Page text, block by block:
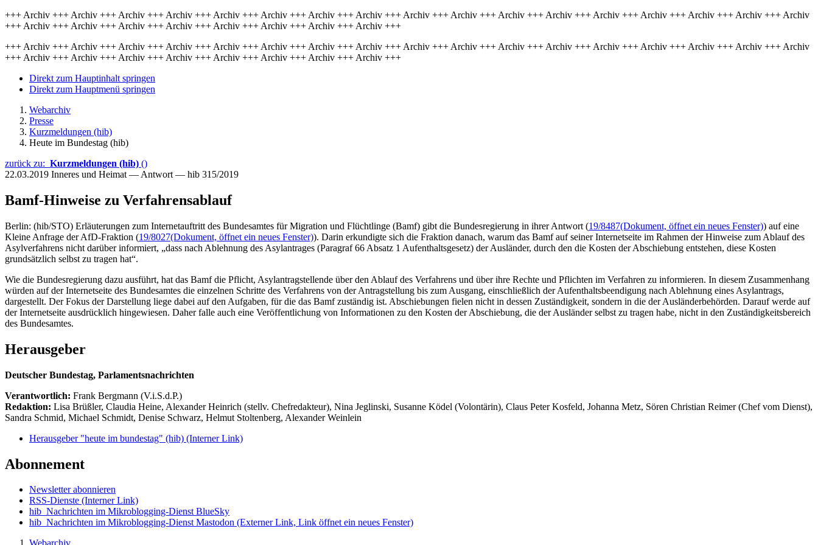
+++ Archiv +++ Archiv +++ Archiv +++ Archiv +++ Archiv +++ Archiv +++ Archiv +++ Archiv +++ Archiv +++ Archiv +++ Archiv +++ Archiv +++ Archiv +++ Archiv +++ Archiv +++ Archiv +++ Archiv
+++ Archiv +++ Archiv +++ Archiv +++ Archiv +++ Archiv +++ Archiv +++ Archiv +++ Archiv +++
+++ Archiv +++ Archiv +++ Archiv +++ Archiv +++ Archiv +++ Archiv +++ Archiv +++ Archiv +++ Archiv +++ Archiv +++ Archiv +++ Archiv +++ Archiv +++ Archiv +++ Archiv +++ Archiv +++ Archiv
+++ Archiv +++ Archiv +++ Archiv +++ Archiv +++ Archiv +++ Archiv +++ Archiv +++ Archiv +++
Direkt zum Hauptinhalt springen
Direkt zum Hauptmenü springen
Webarchiv
Presse
Kurzmeldungen (hib)
Heute im Bundestag (hib)
zurück zu: Kurzmeldungen (hib) ()
22.03.2019 Inneres und Heimat — Antwort — hib 315/2019
Bamf-Hinweise zu Verfahrensablauf
Berlin: (hib/STO) Erläuterungen zum Internetauftritt des Bundesamtes für Migration und Flüchtlinge (Bamf) gibt die Bundesregierung in ihrer Antwort (19/8487(Dokument, öffnet ein neues Fenster)) auf eine
Kleine Anfrage der AfD-Fraktion (19/8027(Dokument, öffnet ein neues Fenster)). Darin erkundigte sich die Fraktion danach, warum das Bamf auf seiner Internetseite im Rahmen der Hinweise zum Ablauf des
Asylverfahrens nicht darüber informiert, „dass nach Ablehnung des Asylantrages (Paragraf 66 Absatz 1 Aufenthaltsgesetz) der Ausländer, durch den die Kosten der Abschiebung entstehen, diese Kosten
grundsätzlich selbst zu tragen hat“.
Wie die Bundesregierung dazu ausführt, hat das Bamf die Pflicht, Asylantragstellende über den Ablauf des Verfahrens und über ihre Rechte und Pflichten im Verfahren zu informieren. In diesem Zusammenhang
würden auf der Internetseite des Bundesamtes die einzelnen Schritte des Verfahrens von der Antragstellung bis zum Ausgang, einschließlich der Aufenthaltsbeendigung nach Ablehnung eines Asylantrags,
dargestellt. Der Fokus der Darstellung liege dabei auf den Aufgaben, für die das Bamf zuständig ist. Abschiebungen fielen nicht in dessen Zuständigkeit, sondern in die der Ausländerbehörden. Darauf werde auf
der Internetseite ausdrücklich hingewiesen. Daher falle auch eine Veröffentlichung von Informationen zu den Kosten der Abschiebung, die der Ausländer selbst zu tragen habe, nicht in den Zuständigkeitsbereich
des Bundesamtes.
Herausgeber
Deutscher Bundestag, Parlamentsnachrichten
Verantwortlich: Frank Bergmann (V.i.S.d.P.)
Redaktion: Lisa Brüßler, Claudia Heine, Alexander Heinrich (stellv. Chefredakteur), Nina Jeglinski, Susanne Ködel (Volontärin), Claus Peter Kosfeld, Johanna Metz, Sören Christian Reimer (Chef vom Dienst),
Sandra Schmid, Michael Schmidt, Denise Schwarz, Helmut Stoltenberg, Alexander Weinlein
Herausgeber "heute im bundestag" (hib) (Interner Link)
Abonnement
Newsletter abonnieren
RSS-Dienste (Interner Link)
hib_Nachrichten im Mikroblogging-Dienst BlueSky
hib_Nachrichten im Mikroblogging-Dienst Mastodon (Externer Link, Link öffnet ein neues Fenster)